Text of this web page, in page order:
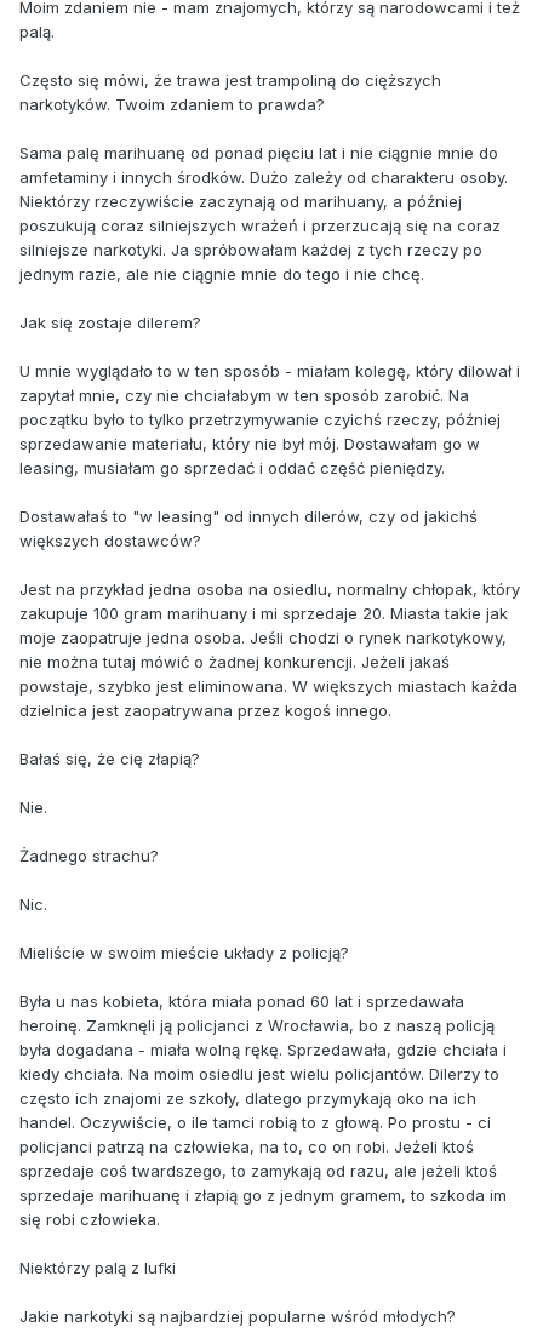
Moim zdaniem nie - mam znajomych, którzy są narodowcami i też
palą.
Często się mówi, że trawa jest trampoliną do cięższych
narkotyków. Twoim zdaniem to prawda?
Sama palę marihuanę od ponad pięciu lat i nie ciągnie mnie do
amfetaminy i innych środków. Dużo zależy od charakteru osoby.
Niektórzy rzeczywiście zaczynają od marihuany, a później
poszukują coraz silniejszych wrażeń i przerzucają się na coraz
silniejsze narkotyki. Ja spróbowałam każdej z tych rzeczy po
jednym razie, ale nie ciągnie mnie do tego i nie chcę.
Jak się zostaje dilerem?
U mnie wyglądało to w ten sposób - miałam kolegę, który dilował i
zapytał mnie, czy nie chciałabym w ten sposób zarobić. Na
początku było to tylko przetrzymywanie czyichś rzeczy, później
sprzedawanie materiału, który nie był mój. Dostawałam go w
leasing, musiałam go sprzedać i oddać część pieniędzy.
Dostawałaś to "w leasing" od innych dilerów, czy od jakichś
większych dostawców?
Jest na przykład jedna osoba na osiedlu, normalny chłopak, który
zakupuje 100 gram marihuany i mi sprzedaje 20. Miasta takie jak
moje zaopatruje jedna osoba. Jeśli chodzi o rynek narkotykowy,
nie można tutaj mówić o żadnej konkurencji. Jeżeli jakaś
powstaje, szybko jest eliminowana. W większych miastach każda
dzielnica jest zaopatrywana przez kogoś innego.
Bałaś się, że cię złapią?
Nie.
Żadnego strachu?
Nic.
Mieliście w swoim mieście układy z policją?
Była u nas kobieta, która miała ponad 60 lat i sprzedawała
heroinę. Zamknęli ją policjanci z Wrocławia, bo z naszą policją
była dogadana - miała wolną rękę. Sprzedawała, gdzie chciała i
kiedy chciała. Na moim osiedlu jest wielu policjantów. Dilerzy to
często ich znajomi ze szkoły, dlatego przymykają oko na ich
handel. Oczywiście, o ile tamci robią to z głową. Po prostu - ci
policjanci patrzą na człowieka, na to, co on robi. Jeżeli ktoś
sprzedaje coś twardszego, to zamykają od razu, ale jeżeli ktoś
sprzedaje marihuanę i złapią go z jednym gramem, to szkoda im
się robi człowieka.
Niektórzy palą z lufki
Jakie narkotyki są najbardziej popularne wśród młodych?